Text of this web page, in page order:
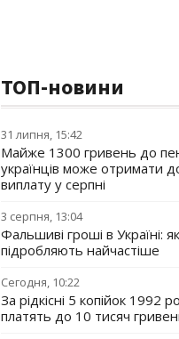
ТОП-новини
31 липня, 15:42
Майже 1300 гривень до
українців може отримати
виплату у серпні
3 серпня, 13:04
Фальшиві гроші в Україні:
підробляють найчастіше
Сегодня, 10:22
За рідкісні 5 копійок 1992
платять до 10 тисяч